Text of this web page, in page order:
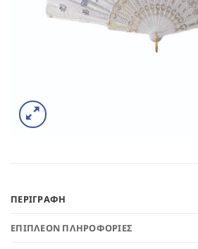
ΠΕΡΙΓΡΑΦΉ
ΕΠΙΠΛΈΟΝ ΠΛΗΡΟΦΟΡΊΕΣ